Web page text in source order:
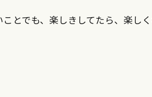
とでも、楽しきしてたら、楽し